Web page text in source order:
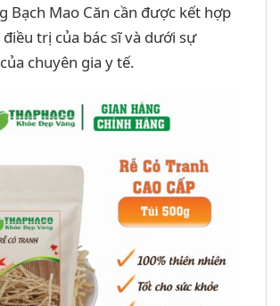
Bạch Mao Căn cần được kết hợp
trị của bác sĩ và dưới sự
chuyên gia y tế.